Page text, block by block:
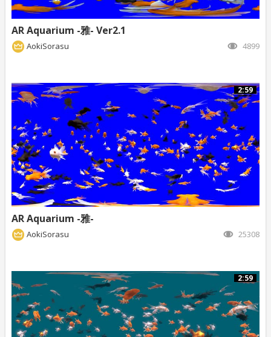
AR Aquarium -雅- Ver2.1
AokiSorasu 4899
2:59
AR Aquarium -雅-
AokiSorasu 25308
2:59